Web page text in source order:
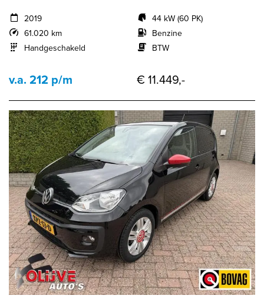
2019
61.020 km
Handgeschakeld
44 kW (60 PK)
Benzine
BTW
v.a. 212 p/m € 11.449,-